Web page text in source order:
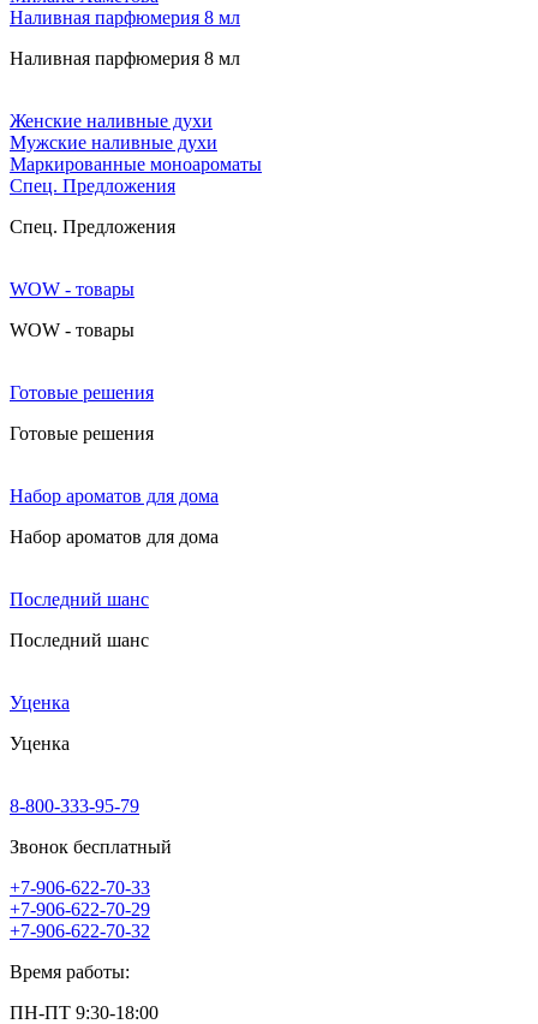
Наливная парфюмерия 8 мл
Наливная парфюмерия 8 мл
Женские наливные духи
Мужские наливные духи
Маркированные моноароматы
Cпец. Предложения
Cпец. Предложения
WOW - товары
WOW - товары
Готовые решения
Готовые решения
Набор ароматов для дома
Набор ароматов для дома
Последний шанс
Последний шанс
Уценка
Уценка
8-800-333-95-79
Звонок бесплатный
+7-906-622-70-33
+7-906-622-70-29
+7-906-622-70-32
Время работы:
ПН-ПТ 9:30-18:00